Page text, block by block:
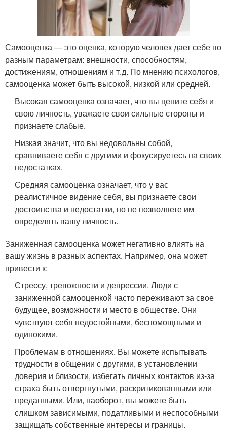
Самооценка — это оценка, которую человек дает себе по
разным параметрам: внешности, способностям,
достижениям, отношениям и т.д. По мнению психологов,
самооценка может быть высокой, низкой или средней.
Высокая самооценка означает, что вы цените себя и
свою личность, уважаете свои сильные стороны и
признаете слабые.
Низкая значит, что вы недовольны собой,
сравниваете себя с другими и фокусируетесь на своих
недостатках.
Средняя самооценка означает, что у вас
реалистичное видение себя, вы признаете свои
достоинства и недостатки, но не позволяете им
определять вашу личность.
Заниженная самооценка может негативно влиять на
вашу жизнь в разных аспектах. Например, она может
привести к:
Стрессу, тревожности и депрессии. Люди с
заниженной самооценкой часто переживают за свое
будущее, возможности и место в обществе. Они
чувствуют себя недостойными, беспомощными и
одинокими.
Проблемам в отношениях. Вы можете испытывать
трудности в общении с другими, в установлении
доверия и близости, избегать личных контактов из-за
страха быть отвергнутыми, раскритикованными или
преданными. Или, наоборот, вы можете быть
слишком зависимыми, податливыми и неспособными
защищать собственные интересы и границы.